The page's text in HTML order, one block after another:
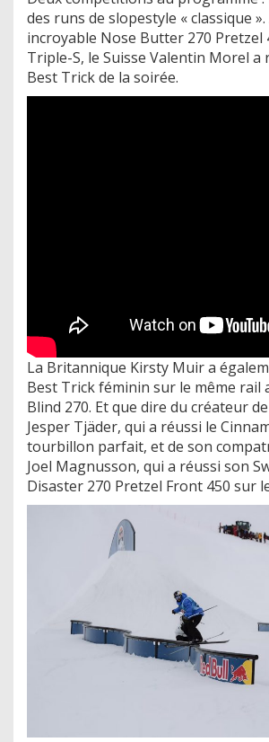
des runs de slopestyle « classique ».
incroyable Nose Butter 270 Pretzel
Triple-S, le Suisse Valentin Morel a
Best Trick de la soirée.
La Britannique Kirsty Muir a
Best Trick féminin sur le même rail
Blind 270. Et que dire du créateur
Jesper Tjäder, qui a réussi le
tourbillon parfait, et de son
Joel Magnusson, qui a réussi son
Disaster 270 Pretzel Front 450 sur